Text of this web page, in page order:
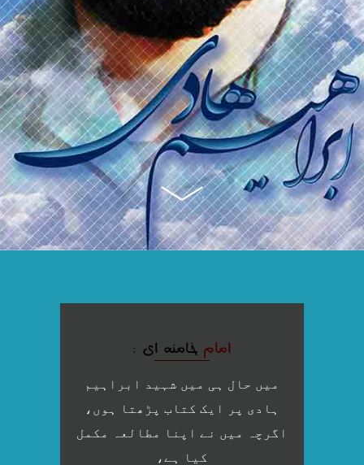
امام خامنه ای :
میں حال ہی میں شہید ابراہیم
ہادی پر ایک کتاب پڑھتا ہوں،
اگرچہ میں نے اپنا مطالعہ مکمل
کیا ہے،